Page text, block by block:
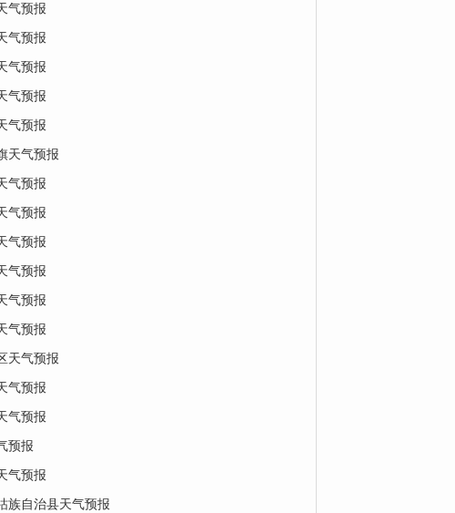
气预报
气预报
气预报
气预报
气预报
天气预报
气预报
气预报
气预报
气预报
气预报
气预报
天气预报
气预报
气预报
预报
气预报
族自治县天气预报